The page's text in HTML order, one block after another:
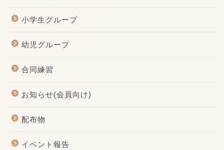
小学生グループ
幼児グループ
合同練習
お知らせ(会員向け)
配布物
イベント報告